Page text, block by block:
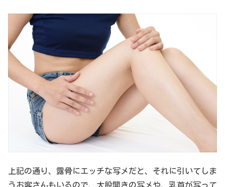
上記の通り、露骨にエッチな写メだと、それに引いてしま
うお客さんもいるので、大股開きの写メや、乳首が写って